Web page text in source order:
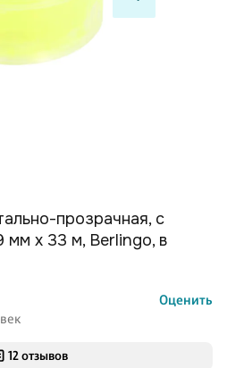
12 отзывов
прозрачная, с
мм х 33 м, Berlingo, в
Оценить